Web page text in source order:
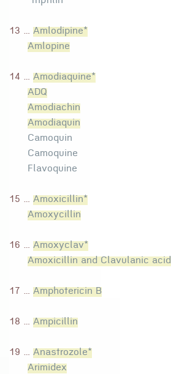
13 ... Amlodipine*
Amlopine
14 ... Amodiaquine*
ADQ
Amodiachin
Amodiaquin
Camoquin
Camoquine
Flavoquine
15 ... Amoxicillin*
Amoxycillin
16 ... Amoxyclav*
Amoxicillin and Clavulanic acid
17 ... Amphotericin B
18 ... Ampicillin
19 ... Anastrozole*
Arimidex